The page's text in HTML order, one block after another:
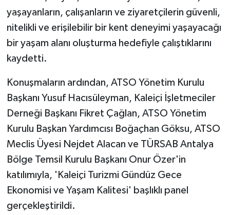
yaşayanların, çalışanların ve ziyaretçilerin güvenli,
nitelikli ve erişilebilir bir kent deneyimi yaşayacağı
bir yaşam alanı oluşturma hedefiyle çalıştıklarını
kaydetti.
Konuşmaların ardından, ATSO Yönetim Kurulu
Başkanı Yusuf Hacısüleyman, Kaleiçi İşletmeciler
Derneği Başkanı Fikret Çağlan, ATSO Yönetim
Kurulu Başkan Yardımcısı Boğaçhan Göksu, ATSO
Meclis Üyesi Nejdet Alacan ve TÜRSAB Antalya
Bölge Temsil Kurulu Başkanı Onur Özer'in
katılımıyla, 'Kaleiçi Turizmi Gündüz Gece
Ekonomisi ve Yaşam Kalitesi' başlıklı panel
gerçekleştirildi.